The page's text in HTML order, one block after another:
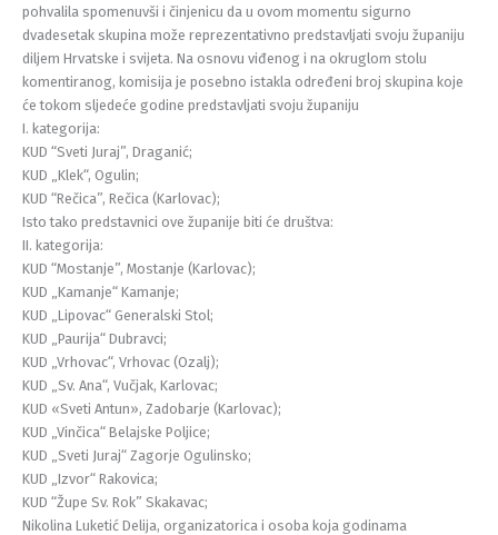
pohvalila spomenuvši i činjenicu da u ovom momentu sigurno
dvadesetak skupina može reprezentativno predstavljati svoju županiju
diljem Hrvatske i svijeta. Na osnovu viđenog i na okruglom stolu
komentiranog, komisija je posebno istakla određeni broj skupina koje
će tokom sljedeće godine predstavljati svoju županiju
I. kategorija:
KUD “Sveti Juraj”, Draganić;
KUD „Klek“, Ogulin;
KUD “Rečica”, Rečica (Karlovac);
Isto tako predstavnici ove županije biti će društva:
II. kategorija:
KUD “Mostanje”, Mostanje (Karlovac);
KUD „Kamanje“ Kamanje;
KUD „Lipovac“ Generalski Stol;
KUD „Paurija“ Dubravci;
KUD „Vrhovac“, Vrhovac (Ozalj);
KUD „Sv. Ana“, Vučjak, Karlovac;
KUD «Sveti Antun», Zadobarje (Karlovac);
KUD „Vinčica“ Belajske Poljice;
KUD „Sveti Juraj“ Zagorje Ogulinsko;
KUD „Izvor“ Rakovica;
KUD “Župe Sv. Rok” Skakavac;
Nikolina Luketić Delija, organizatorica i osoba koja godinama